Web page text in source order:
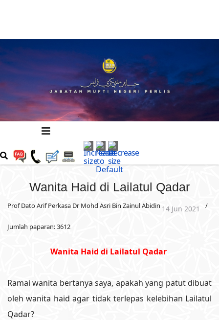
Wanita Haid di Lailatul Qadar
Prof Dato Arif Perkasa Dr Mohd Asri Bin Zainul Abidin 14 Jun 2021
Jumlah paparan: 3612
Wanita Haid di Lailatul Qadar
Ramai wanita bertanya saya, apakah yang patut dibuat
oleh wanita haid agar tidak terlepas kelebihan Lailatul
Qadar?